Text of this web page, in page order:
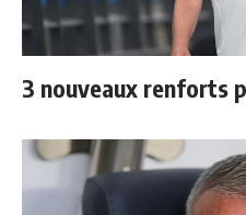
3 nouveaux renforts